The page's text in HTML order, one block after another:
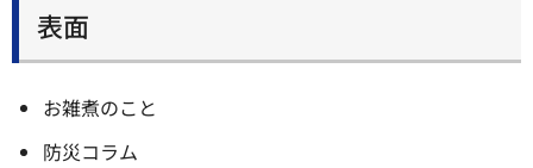
表面
お雑煮のこと
防災コラム